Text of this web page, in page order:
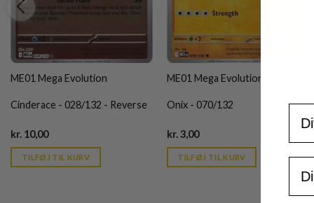
ME01 Mega Evolution
Cinderace - 028/132 - Reverse
kr. 10,00Current
is:
kr. 39,95.
TILFØJ TIL KURV
ME01 Mega Evolution
Onix - 070/132
kr.3,00Current
is:
kr. 39,95.
TILFØJ TIL KURV